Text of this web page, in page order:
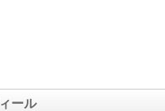
ール